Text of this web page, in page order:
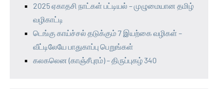
2025 ஏகாதசி நாட்கள் பட்டியல் – முழுமையான தமிழ்
வழிகாட்டி
டெங்கு காய்ச்சல் தடுக்கும் 7 இயற்கை வழிகள் –
வீட்டிலேயே பாதுகாப்பு பெறுங்கள்
கலகலென (காஞ்சீபுரம்) – திருப்புகழ் 340